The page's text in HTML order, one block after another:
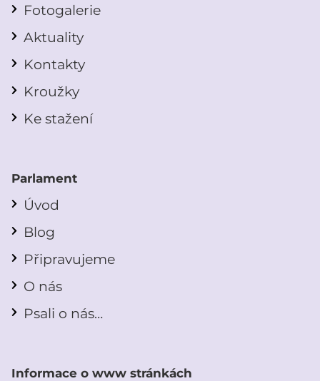
Fotogalerie
Aktuality
Kontakty
Kroužky
Ke stažení
Parlament
Úvod
Blog
Připravujeme
O nás
Psali o nás…
Informace o www stránkách